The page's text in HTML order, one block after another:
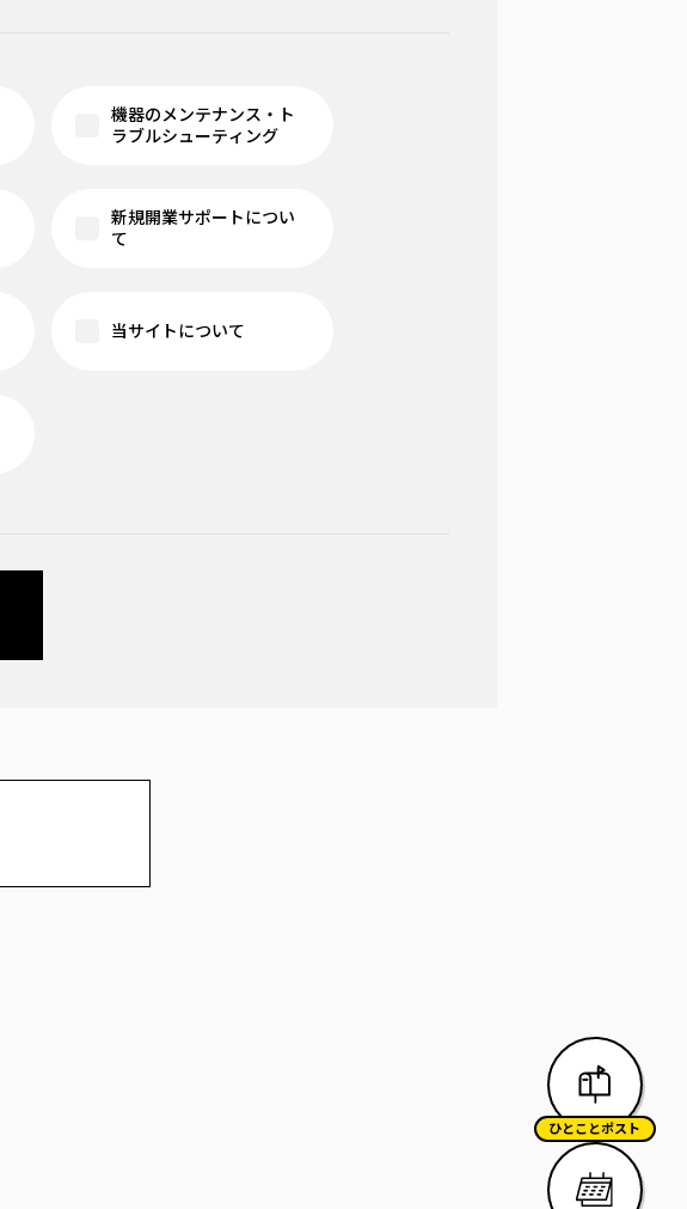
機器のメンテナンス・ト
ラブルシューティング
新規開業サポートについ
て
当サイトについて
ひとことポスト